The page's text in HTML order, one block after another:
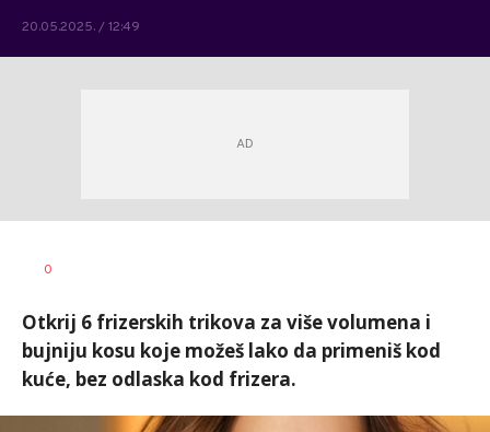
20.05.2025. / 12:49
AUTOR
0
Otkrij 6 frizerskih trikova za više volumena i
bujniju kosu koje možeš lako da primeniš kod
kuće, bez odlaska kod frizera.